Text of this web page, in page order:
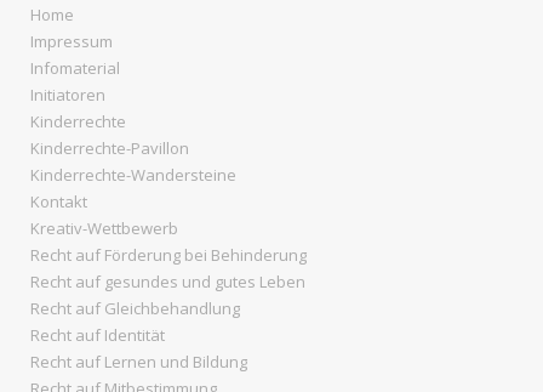
Home
Impressum
Infomaterial
Initiatoren
Kinderrechte
Kinderrechte-Pavillon
Kinderrechte-Wandersteine
Kontakt
Kreativ-Wettbewerb
Recht auf Förderung bei Behinderung
Recht auf gesundes und gutes Leben
Recht auf Gleichbehandlung
Recht auf Identität
Recht auf Lernen und Bildung